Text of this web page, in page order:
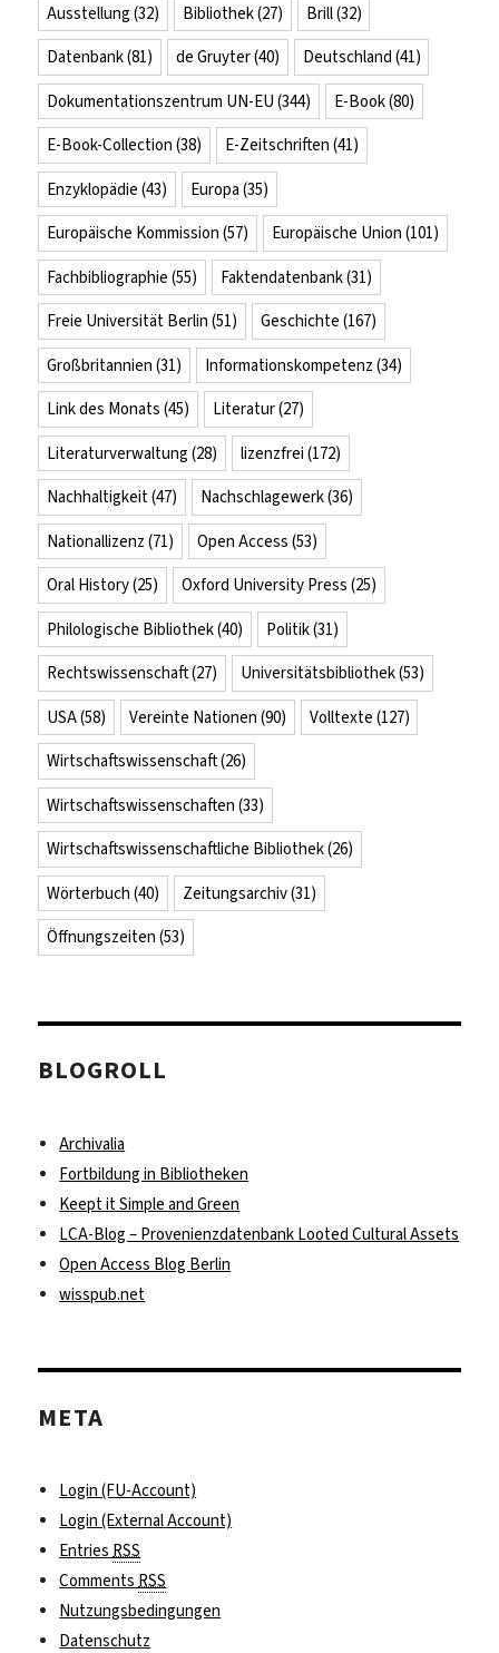
Ausstellung (32) Bibliothek(27) Brill(32)
Datenbank(81) de Gruyter(40) Deutschland (41)
Dokumentationszentrum UN-EU (344) E-Book(80)
E-Book-Collection (38) E-Zeitschriften (41)
Enzyklopädie (43) Europa (35)
Europäische Kommission (57) Europäische Union (101)
Fachbibliographie (55) Faktendatenbank(31)
Freie Universität Berlin (51) Geschichte (167)
Großbritannien (31) Informationskompetenz (34)
Link des Monats (45) Literatur(27)
Literaturverwaltung (28) lizenzfrei (172)
Nachhaltigkeit(47) Nachschlagewerk(36)
Nationallizenz (71) Open Access (53)
Oral History(25) Oxford University Press (25)
Philologische Bibliothek(40) Politik(31)
Rechtswissenschaft(27) Universitätsbibliothek(53)
USA(58) Vereinte Nationen (90) Volltexte (127)
Wirtschaftswissenschaft(26)
Wirtschaftswissenschaften (33)
Wirtschaftswissenschaftliche Bibliothek(26)
Wörterbuch (40) Zeitungsarchiv(31)
Öffnungszeiten (53)
BLOGROLL
Archivalia
Fortbildung in Bibliotheken
Keept it Simple and Green
LCA-Blog – Provenienzdatenbank Looted Cultural Assets
Open Access Blog Berlin
wisspub.net
META
Login (FU-Account)
Login (External Account)
EntriesRSS
CommentsRSS
Nutzungsbedingungen
Datenschutz